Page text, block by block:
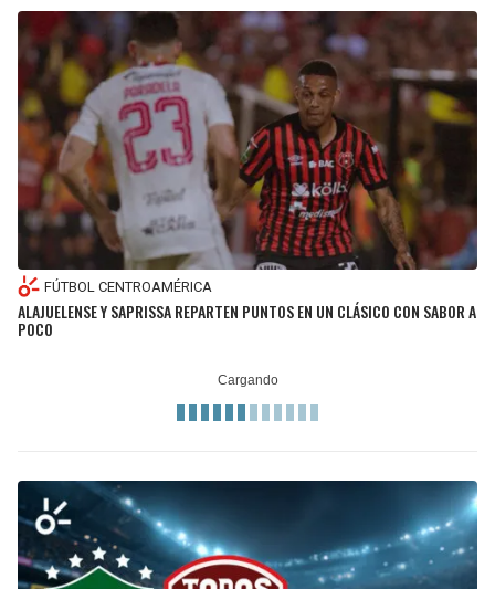
FÚTBOL CENTROAMÉRICA
ALAJUELENSE Y SAPRISSA REPARTEN PUNTOS EN UN CLÁSICO CON SABOR A
POCO